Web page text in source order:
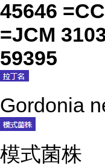
45646
=JCM
59395
Gordonia
模式菌株